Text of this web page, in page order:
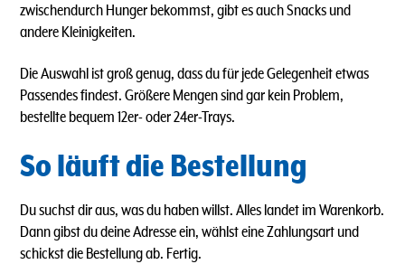
zwischendurch Hunger bekommst, gibt es auch Snacks und
andere Kleinigkeiten.
Die Auswahl ist groß genug, dass du für jede Gelegenheit etwas
Passendes findest. Größere Mengen sind gar kein Problem,
bestellte bequem 12er- oder 24er-Trays.
So läuft die Bestellung
Du suchst dir aus, was du haben willst. Alles landet im Warenkorb.
Dann gibst du deine Adresse ein, wählst eine Zahlungsart und
schickst die Bestellung ab. Fertig.